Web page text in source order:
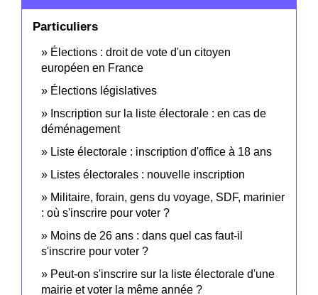
Particuliers
Élections : droit de vote d'un citoyen
européen en France
Élections législatives
Inscription sur la liste électorale : en cas de
déménagement
Liste électorale : inscription d'office à 18 ans
Listes électorales : nouvelle inscription
Militaire, forain, gens du voyage, SDF, marinier
: où s'inscrire pour voter ?
Moins de 26 ans : dans quel cas faut-il
s'inscrire pour voter ?
Peut-on s'inscrire sur la liste électorale d'une
mairie et voter la même année ?